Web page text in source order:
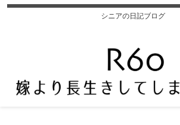
シニアの日記ブログ